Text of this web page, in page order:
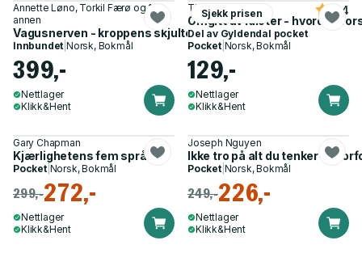
Annette Løno, Torkil Færø og 1
annen
Vagusnerven - kroppens skjulte superkraft
Innbundet |Norsk, Bokmål
399,-
Nettlager
Klikk&Hent
Sjekk prisen
Thomas Erikson
Omgitt av idioter - hvordan
4.4
Del av Gyldendal pocket
Pocket| Norsk, Bokmål
129,-
Nettlager
Klikk&Hent
Gary Chapman
Kjærlighetens fem språk
Pocket| Norsk, Bokmål
299,-272,-
Nettlager
Klikk&Hent
Joseph Nguyen
Ikke tro på alt du tenker -
Pocket| Norsk, Bokmål
249,-226,-
Nettlager
Klikk&Hent